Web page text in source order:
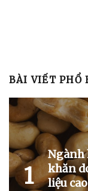
BÀI VIẾT PHỔ
1
Ngành
khăn
liệu cao